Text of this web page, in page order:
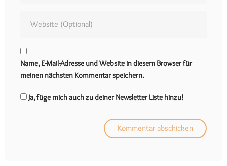
Name, E-Mail-Adresse und Website in diesem Browser für
meinen nächsten Kommentar speichern.
Ja, füge mich auch zu deiner Newsletter Liste hinzu!